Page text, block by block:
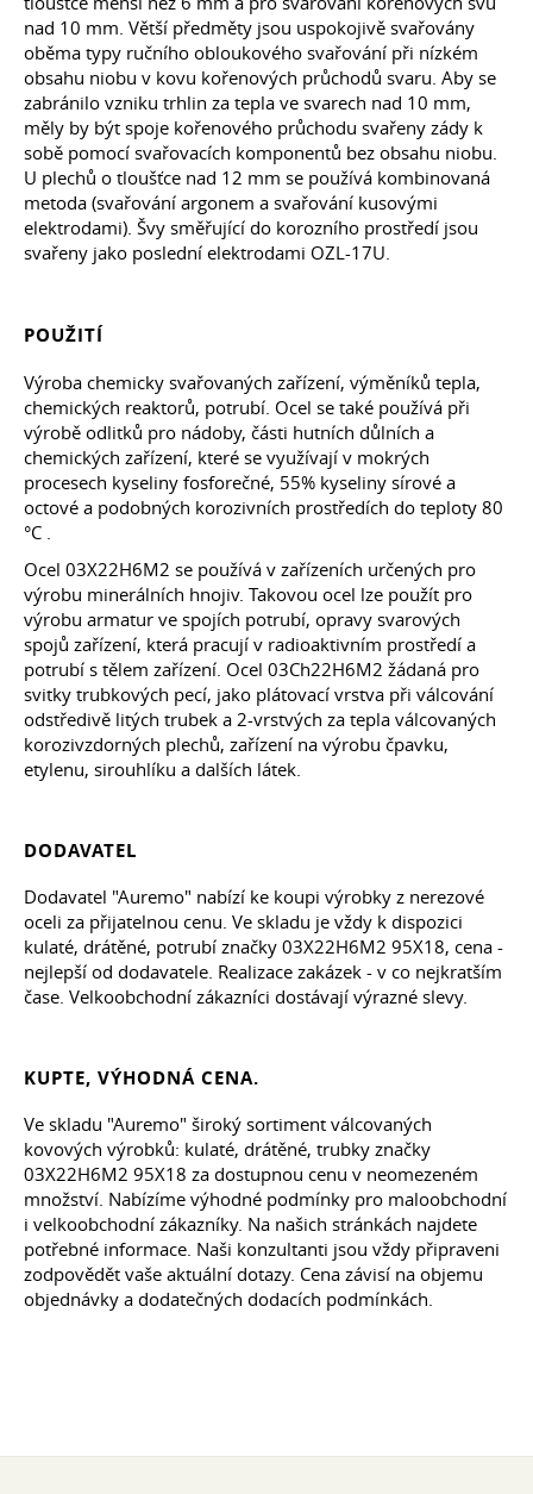
nad 10 mm. Větší předměty jsou uspokojivě svařovány
oběma typy ručního obloukového svařování při nízkém
obsahu niobu v kovu kořenových průchodů svaru. Aby se
zabránilo vzniku trhlin za tepla ve svarech nad 10 mm,
měly by být spoje kořenového průchodu svařeny zády k
sobě pomocí svařovacích komponentů bez obsahu niobu.
U plechů o tloušťce nad 12 mm se používá kombinovaná
metoda (svařování argonem a svařování kusovými
elektrodami). Švy směřující do korozního prostředí jsou
svařeny jako poslední elektrodami OZL-17U.
POUŽITÍ
Výroba chemicky svařovaných zařízení, výměníků tepla,
chemických reaktorů, potrubí. Ocel se také používá při
výrobě odlitků pro nádoby, části hutních důlních a
chemických zařízení, které se využívají v mokrých
procesech kyseliny fosforečné, 55% kyseliny sírové a
octové a podobných korozivních prostředích do teploty 80
°C .
Ocel 03X22H6M2 se používá v zařízeních určených pro
výrobu minerálních hnojiv. Takovou ocel lze použít pro
výrobu armatur ve spojích potrubí, opravy svarových
spojů zařízení, která pracují v radioaktivním prostředí a
potrubí s tělem zařízení. Ocel 03Ch22H6M2 žádaná pro
svitky trubkových pecí, jako plátovací vrstva při válcování
odstředivě litých trubek a 2-vrstvých za tepla válcovaných
korozivzdorných plechů, zařízení na výrobu čpavku,
etylenu, sirouhlíku a dalších látek.
DODAVATEL
Dodavatel "Auremo" nabízí ke koupi výrobky z nerezové
oceli za přijatelnou cenu. Ve skladu je vždy k dispozici
kulaté, drátěné, potrubí značky 03Х22Н6М2 95Х18, cena -
nejlepší od dodavatele. Realizace zakázek - v co nejkratším
čase. Velkoobchodní zákazníci dostávají výrazné slevy.
KUPTE, VÝHODNÁ CENA.
Ve skladu "Auremo" široký sortiment válcovaných
kovových výrobků: kulaté, drátěné, trubky značky
03Х22Н6М2 95Х18 za dostupnou cenu v neomezeném
množství. Nabízíme výhodné podmínky pro maloobchodní
i velkoobchodní zákazníky. Na našich stránkách najdete
potřebné informace. Naši konzultanti jsou vždy připraveni
zodpovědět vaše aktuální dotazy. Cena závisí na objemu
objednávky a dodatečných dodacích podmínkách.